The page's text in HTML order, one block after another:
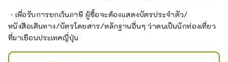
・เพื่อรับการยกเว้นภาษี ผู้ซื้อจะต้องแสดงบัตรประจำตัว/
หนังสือเดินทาง/บัตรโดยสาร/หลักฐานอื่นๆ ว่าตนเป็นนักท่องเที่ยว
ที่มาเยือนประเทศญี่ปุ่น